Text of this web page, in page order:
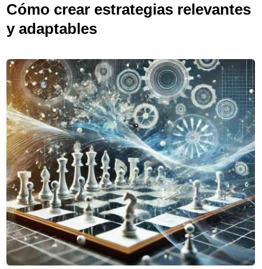
Cómo crear estrategias relevantes
y adaptables